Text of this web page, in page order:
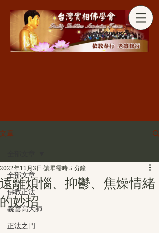
分享
文章
全部文章
佛教正法
義雲高大師
正法之門
遠離煩惱、抑鬱、焦燥情緒
的妙招
2022年11月3日 讀畢需時 5 分鐘